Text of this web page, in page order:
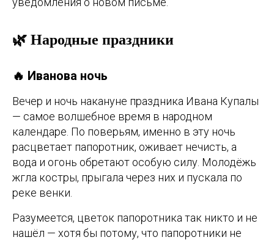
🌿 Народные праздники
🔥 Иванова ночь
Вечер и ночь накануне праздника Ивана Купалы
— самое волшебное время в народном
календаре. По поверьям, именно в эту ночь
расцветает папоротник, оживает нечисть, а
вода и огонь обретают особую силу. Молодёжь
жгла костры, прыгала через них и пускала по
реке венки.
Разумеется, цветок папоротника так никто и не
нашёл — хотя бы потому, что папоротники не